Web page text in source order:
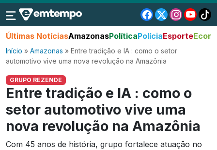
Últimas NotíciasAmazonasPolíticaPolíciaEsporte
Início » Amazonas » Entre tradição e IA : como o setor
automotivo vive uma nova revolução na Amazônia
GRUPO REZENDE
Entre tradição e IA : como o
setor automotivo vive uma
nova revolução na Amazônia
Com 45 anos de história, grupo fortalece atuação no